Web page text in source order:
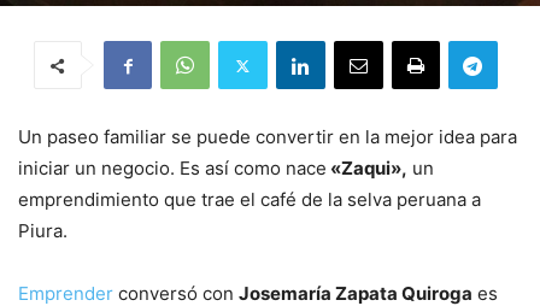
Un paseo familiar se puede convertir en la mejor idea para
iniciar un negocio. Es así como nace «Zaqui», un
emprendimiento que trae el café de la selva peruana a
Piura.
Emprender conversó con Josemaría Zapata Quiroga es